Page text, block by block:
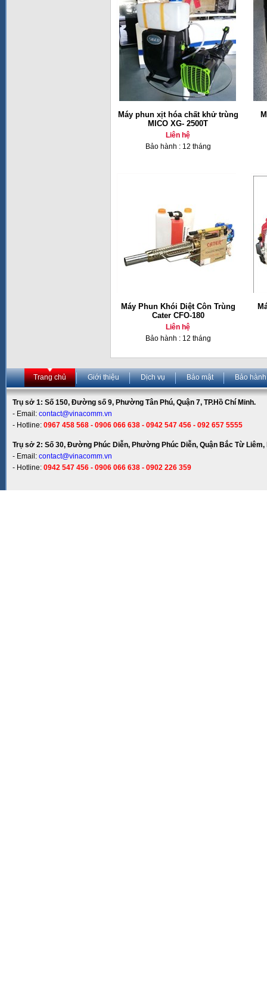
Máy phun xịt hóa chất khử trùng
MICO XG- 2500T
Liên hệ
Bảo hành : 12 tháng
Máy Phun Khói Diệt Côn Trùng
Cater CFO-180
Liên hệ
Bảo hành : 12 tháng
Trang chủ Giới thiệu Dịch vụ Bảo mật Bảo hành
Trụ sở 1: Số 150, Đường số 9, Phường Tân Phú, Quận 7, TP.Hồ Chí Minh.
- Email: contact@vinacomm.vn
- Hotline: 0967 458 568 - 0906 066 638 - 0942 547 456 - 092 657 5555
Trụ sở 2: Số 30, Đường Phúc Diễn, Phường Phúc Diễn, Quận Bắc Từ Liêm,
- Email: contact@vinacomm.vn
- Hotline: 0942 547 456 - 0906 066 638 - 0902 226 359